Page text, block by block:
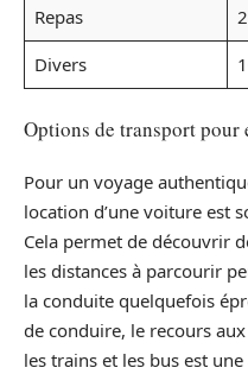
Repas
Divers
Options de transport pour
Pour un voyage
location d’une voiture est
Cela permet de découvrir
les distances à parcourir
la conduite quelquefois
de conduire, le recours
les trains et les bus est